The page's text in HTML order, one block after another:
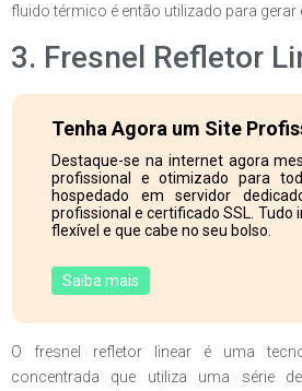
fluido térmico é então utilizado para gerar
3. Fresnel Refletor
Tenha Agora um Site
Destaque-se na internet agora
profissional e otimizado para
hospedado em servidor
profissional e certificado SSL. Tudo
flexível e que cabe no seu bolso.
Saiba mais
O fresnel refletor linear é uma
concentrada que utiliza uma série